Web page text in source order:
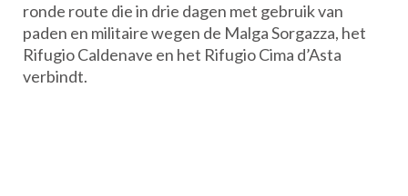
ronde route die in drie dagen met gebruik van
paden en militaire wegen de Malga Sorgazza, het
Rifugio Caldenave en het Rifugio Cima d’Asta
verbindt.